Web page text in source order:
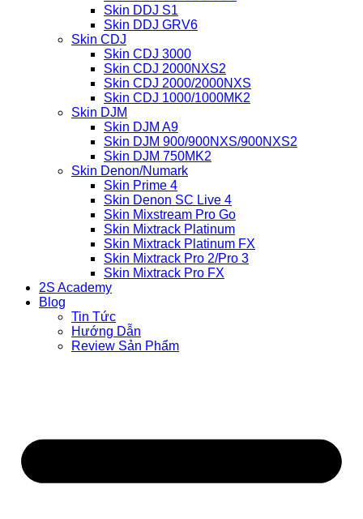
Skin DDJ S1
Skin DDJ GRV6
Skin CDJ
Skin CDJ 3000
Skin CDJ 2000NXS2
Skin CDJ 2000/2000NXS
Skin CDJ 1000/1000MK2
Skin DJM
Skin DJM A9
Skin DJM 900/900NXS/900NXS2
Skin DJM 750MK2
Skin Denon/Numark
Skin Prime 4
Skin Denon SC Live 4
Skin Mixstream Pro Go
Skin Mixtrack Platinum
Skin Mixtrack Platinum FX
Skin Mixtrack Pro 2/Pro 3
Skin Mixtrack Pro FX
2S Academy
Blog
Tin Tức
Hướng Dẫn
Review Sản Phẩm